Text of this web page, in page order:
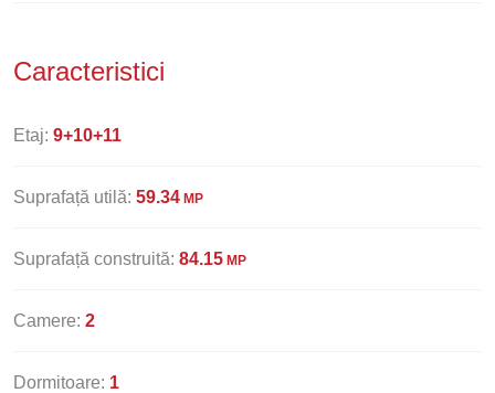
Caracteristici
Etaj: 9+10+11
Suprafață utilă: 59.34 MP
Suprafață construită: 84.15 MP
Camere: 2
Dormitoare: 1